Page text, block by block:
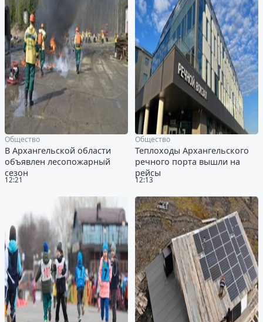
12:21
Общество
В Архангельской области
объявлен лесопожарный
сезон
12:13
Общество
Теплоходы Архангельского
речного порта вышли на
рейсы